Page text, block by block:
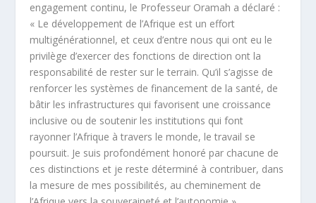
engagement continu, le Professeur Oramah a déclaré :
« Le développement de l’Afrique est un effort
multigénérationnel, et ceux d’entre nous qui ont eu le
privilège d’exercer des fonctions de direction ont la
responsabilité de rester sur le terrain. Qu’il s’agisse de
renforcer les systèmes de financement de la santé, de
bâtir les infrastructures qui favorisent une croissance
inclusive ou de soutenir les institutions qui font
rayonner l’Afrique à travers le monde, le travail se
poursuit. Je suis profondément honoré par chacune de
ces distinctions et je reste déterminé à contribuer, dans
la mesure de mes possibilités, au cheminement de